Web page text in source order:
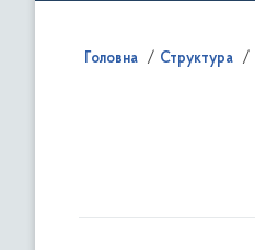
Головна Структура